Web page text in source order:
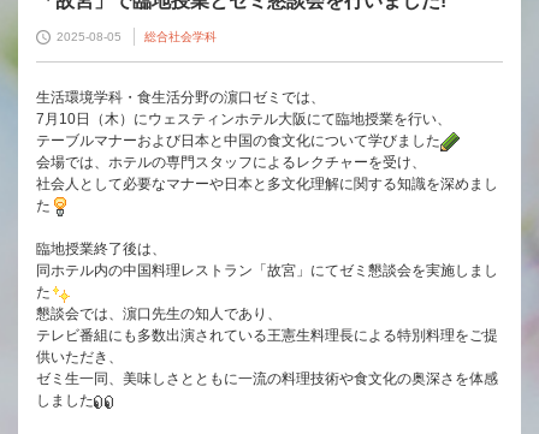
へ
の
2025-08-05 総合社会学科
生活環境学科・食生活分野の濵口ゼミでは、
7月10日（木）にウェスティンホテル大阪にて臨地授業を行い、
テーブルマナーおよび日本と中国の食文化について学びました
会場では、ホテルの専門スタッフによるレクチャーを受け、
社会人として必要なマナーや日本と多文化理解に関する知識を深めまし
た
臨地授業終了後は、
同ホテル内の中国料理レストラン「故宮」にてゼミ懇談会を実施しまし
た
懇談会では、濵口先生の知人であり、
テレビ番組にも多数出演されている王憲生料理長による特別料理をご提
供いただき、
ゼミ生一同、美味しさとともに一流の料理技術や食文化の奥深さを体感
しました